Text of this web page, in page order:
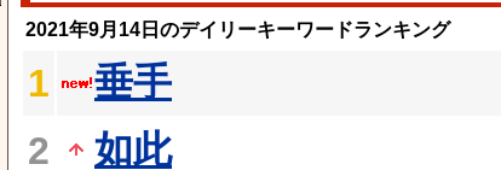
2021年9月14日のデイリーキーワードランキング
1
垂手
2
如此